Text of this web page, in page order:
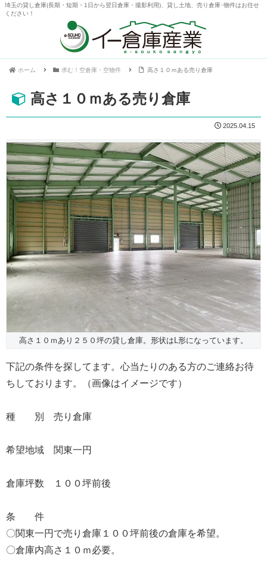
埼玉の貸し倉庫(長期・短期・1日から翌日倉庫・撮影利用)、貸し土地、売り倉庫･物件はお任せ
ください！
ホーム 求む！空倉庫・空物件 高さ１０ｍある売り倉庫
高さ１０ｍある売り倉庫
2025.04.15
高さ１０ｍあり２５０坪の貸し倉庫。形状はL形になっています。
下記の条件を探してます。心当たりのある方のご連絡お待
ちしております。（画像はイメージです）
種 別 売り倉庫
希望地域 関東一円
倉庫坪数 １００坪前後
条 件
〇関東一円で売り倉庫１００坪前後の倉庫を希望。
〇倉庫内高さ１０ｍ必要。